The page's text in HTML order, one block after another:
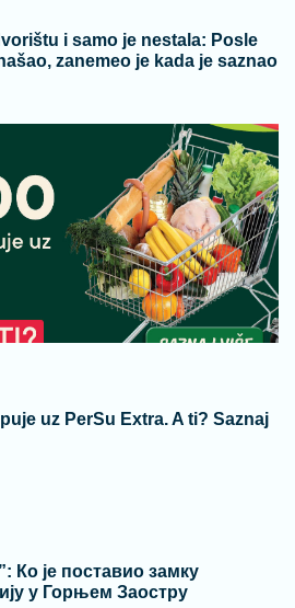
i samo je nestala: Posle
zanemeo je kada je saznao
uz PerSu Extra. A ti? Saznaj
Ко је поставио замку
у Горњем Заостру